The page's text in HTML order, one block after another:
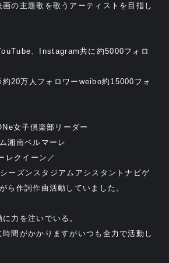
の主題歌を歌うアーティストを目指し
、Instagram共に約5000フォロ
20万人フォロワーweibo約15000フォ
女子倶楽部リーダー
湘南ベルマーレ
レクイーン／
ーズンスタジアムアシスタントナビゲ
ら作詞作曲活動していました。
力を注いでいる。
間がかかりますがいつも全力で活動し